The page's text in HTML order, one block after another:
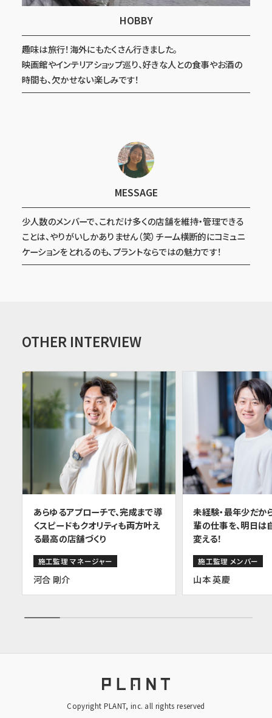
HOBBY
趣味は旅行！海外にもたくさん行きました。
映画館やインテリアショップ巡り、好きな人との食事やお酒の
時間も、欠かせない楽しみです！
MESSAGE
少人数のメンバーで、これだけ多くの店舗を維持・管理できる
ことは、やりがいしかありません（笑）チーム横断的にコミュニ
ケーションをとれるのも、プラントならではの魅力です！
OTHER INTERVIEW
あらゆるアプローチで、完成まで導
くスピードもクオリティも両方叶え
る最高の店舗づくり
施工監理 マネージャー
河合 剛介
未経験・最年少だか
輩の仕事を、明日
変える！
施工監理 メンバー
山本 英慶
Copyright PLANT, inc. all rights reserved